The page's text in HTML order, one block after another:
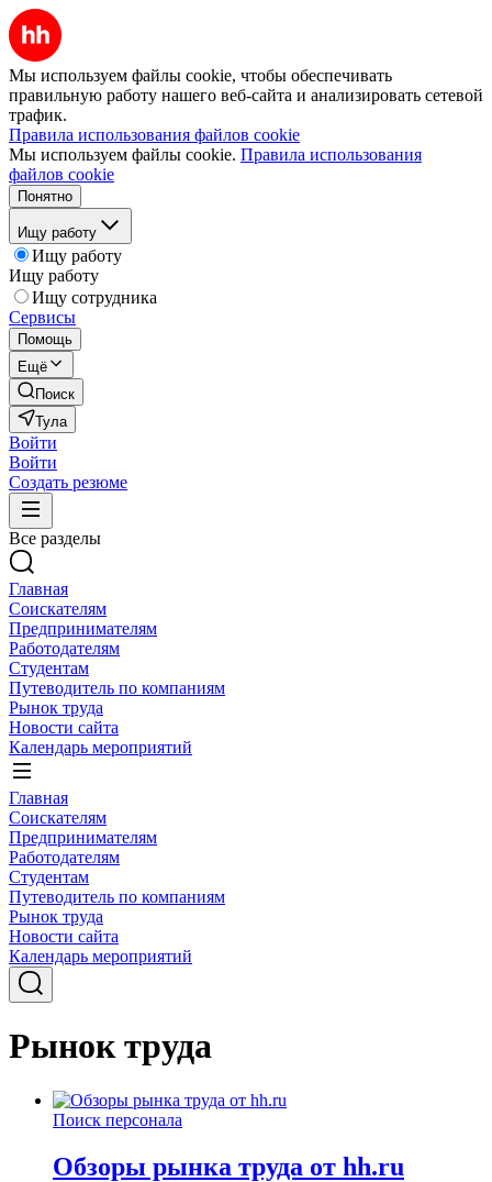
Мы используем файлы cookie, чтобы обеспечивать
правильную работу нашего веб-сайта и анализировать сетевой
трафик.
Правила использования файлов cookie
Мы используем файлы cookie. Правила использования
файлов cookie
Понятно
Ищу работу
Ищу работу
Ищу работу
Ищу сотрудника
Сервисы
Помощь
Ещё
Поиск
Тула
Войти
Войти
Создать резюме
Все разделы
Главная
Соискателям
Предпринимателям
Работодателям
Студентам
Путеводитель по компаниям
Рынок труда
Новости сайта
Календарь мероприятий
Главная
Соискателям
Предпринимателям
Работодателям
Студентам
Путеводитель по компаниям
Рынок труда
Новости сайта
Календарь мероприятий
Рынок труда
Поиск персонала
Обзоры рынка труда от hh.ru